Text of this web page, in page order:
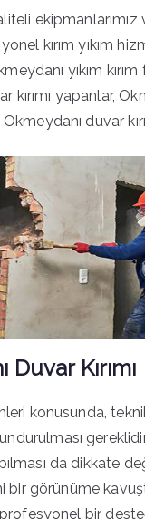
kırım yıkım
yıkım kırım
kırımı yapanlar,
duvar
Kırımı
konusunda,
da dikkate
bir görünüme
profesyonel bir